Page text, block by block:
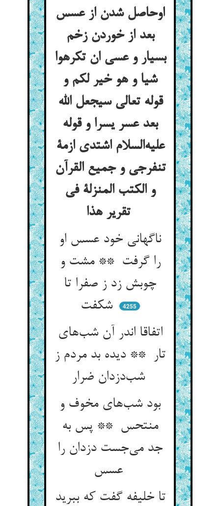
اوحاصل شدن از عسس
بعد از خوردن زخم
بسیار و عسی ان تکرهوا
شیا و هو خیر لکم و
قوله تعالی سیجعل الله
بعد عسر یسرا و قوله
علیه‌السلام اشتدی ازمة
تنفرجی و جمیع القرآن
و الکتب المنزلة فی
تقریر هذا
ناگهانی خود عسس او
را گرفت ** مشت و
چوبش زد ز صفرا تا
شکفت
4255
اتفاقا اندر آن شب‌های
تار ** دیده بد مردم ز
شب‌دزدان ضرار
بود شب‌های مخوف و
منتحس ** پس به
جد می‌جست دزدان را
عسس
تا خلیفه گفت که ببرید